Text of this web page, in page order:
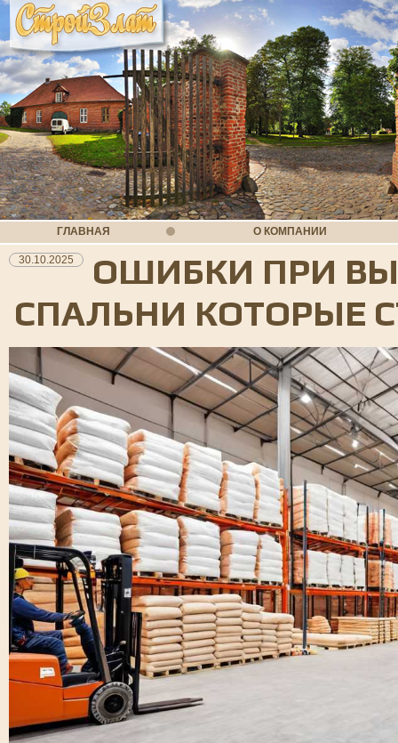
ГЛАВНАЯ О КОМПАНИИ
30.10.2025
ОШИБКИ ПРИ
СПАЛЬНИ КОТОРЫЕ